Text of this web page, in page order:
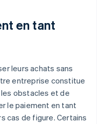
en tant
leurs achats sans
entreprise constitue
obstacles et de
le paiement en tant
cas de figure. Certains